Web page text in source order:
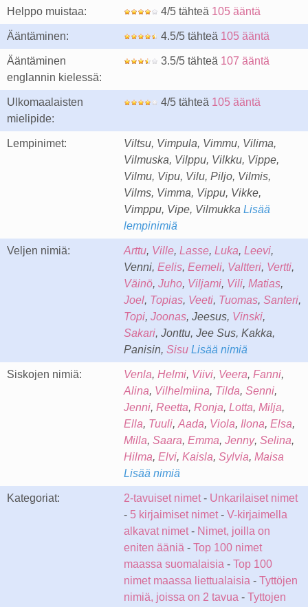
Helppo muistaa: 4/5 tähteä 105 ääntä
Ääntäminen: 4.5/5 tähteä 105 ääntä
Ääntäminen
englannin kielessä:
3.5/5 tähteä 107 ääntä
Ulkomaalaisten
mielipide:
4/5 tähteä 105 ääntä
Lempinimet:
Viltsu, Vimpula, Vimmu, Vilima,
Vilmuska, Vilppu, Vilkku, Vippe,
Vilmu, Vipu, Vilu, Piljo, Vilmis,
Vilms, Vimma, Vippu, Vikke,
Vimppu, Vipe, Vilmukka Lisää
lempinimiä
Veljen nimiä: Arttu, Ville, Lasse, Luka, Leevi,
Venni, Eelis, Eemeli, Valtteri, Vertti,
Väinö, Juho, Viljami, Vili, Matias,
Joel, Topias, Veeti, Tuomas, Santeri,
Topi, Joonas, Jeesus, Vinski,
Sakari, Jonttu, Jee Sus, Kakka,
Panisin, Sisu Lisää nimiä
Siskojen nimiä: Venla, Helmi, Viivi, Veera, Fanni,
Alina, Vilhelmiina, Tilda, Senni,
Jenni, Reetta, Ronja, Lotta, Milja,
Ella, Tuuli, Aada, Viola, Ilona, Elsa,
Milla, Saara, Emma, Jenny, Selina,
Hilma, Elvi, Kaisla, Sylvia, Maisa
Lisää nimiä
Kategoriat: 2-tavuiset nimet- Unkarilaiset nimet
- 5 kirjaimiset nimet- V-kirjaimella
alkavat nimet- Nimet, joilla on
eniten ääniä - Top 100 nimet
maassa suomalaisia - Top 100
nimet maassa liettualaisia - Tyttöjen
nimiä, joissa on 2 tavua - Tyttojen